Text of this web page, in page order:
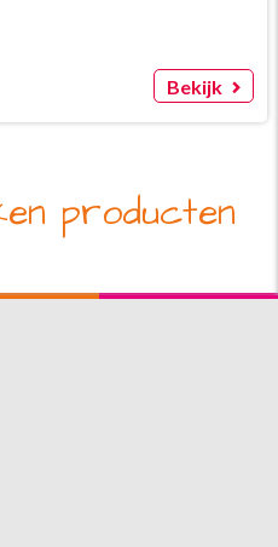
Bekijk
producten